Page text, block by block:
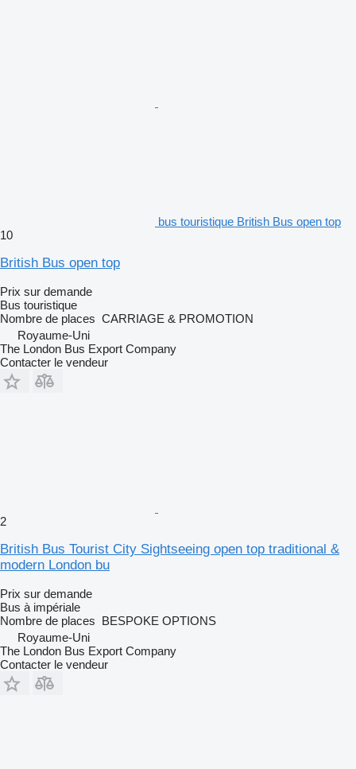
bus touristique British Bus open top
10
British Bus open top
Prix sur demande
Bus touristique
Nombre de places CARRIAGE & PROMOTION
Royaume-Uni
The London Bus Export Company
Contacter le vendeur
2
British Bus Tourist City Sightseeing open top traditional &
modern London bu
Prix sur demande
Bus à impériale
Nombre de places BESPOKE OPTIONS
Royaume-Uni
The London Bus Export Company
Contacter le vendeur